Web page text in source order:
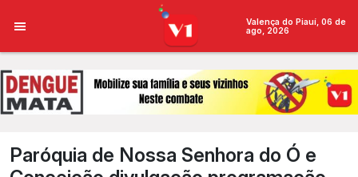
Valença do Piauí, 06 de
ago, 2026
Paróquia de Nossa Senhora do Ó e